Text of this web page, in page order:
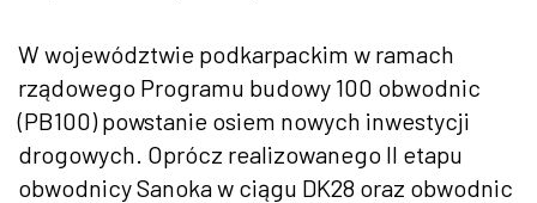
W województwie podkarpackim w ramach
rządowego Programu budowy 100 obwodnic
(PB100) powstanie osiem nowych inwestycji
drogowych. Oprócz realizowanego II etapu
obwodnicy Sanoka w ciągu DK28 oraz obwodnic